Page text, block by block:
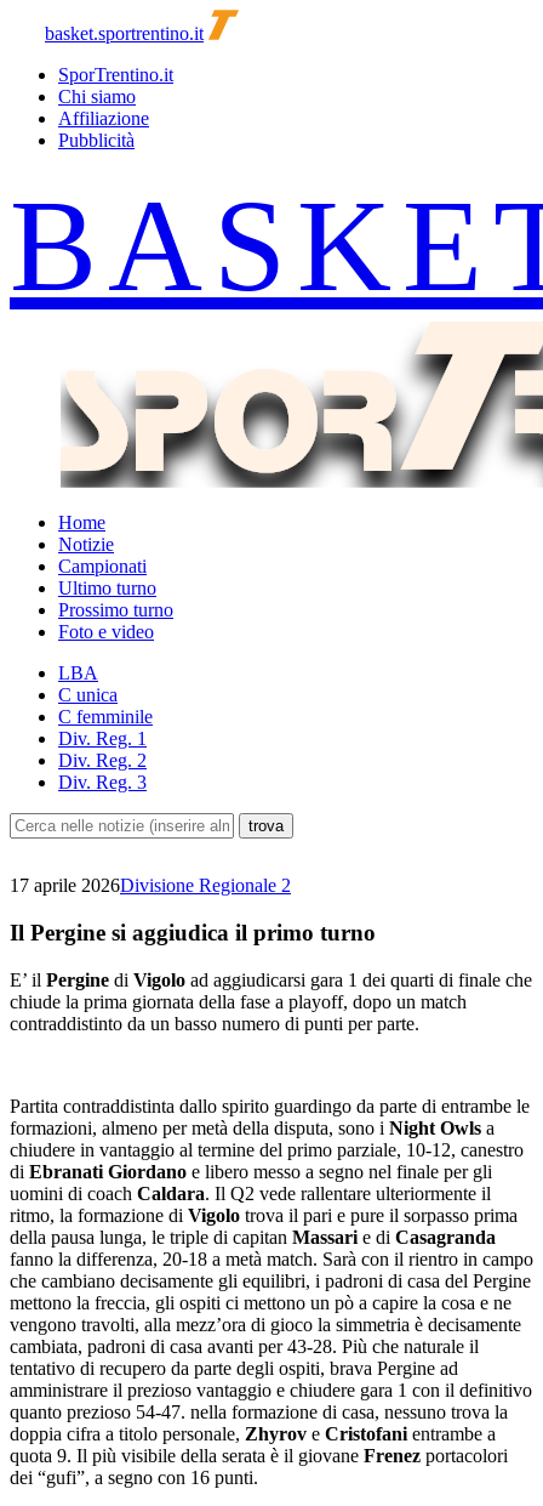
basket.sportrentino.it
SporTrentino.it
Chi siamo
Affiliazione
Pubblicità
Home
Notizie
Campionati
Ultimo turno
Prossimo turno
Foto e video
LBA
C unica
C femminile
Div. Reg. 1
Div. Reg. 2
Div. Reg. 3
17 aprile 2026Divisione Regionale 2
Il Pergine si aggiudica il primo turno
E’ il Pergine di Vigolo ad aggiudicarsi gara 1 dei quarti di finale che
chiude la prima giornata della fase a playoff, dopo un match
contraddistinto da un basso numero di punti per parte.
Partita contraddistinta dallo spirito guardingo da parte di entrambe le
formazioni, almeno per metà della disputa, sono i Night Owls a
chiudere in vantaggio al termine del primo parziale, 10-12, canestro
di Ebranati Giordano e libero messo a segno nel finale per gli
uomini di coach Caldara. Il Q2 vede rallentare ulteriormente il
ritmo, la formazione di Vigolo trova il pari e pure il sorpasso prima
della pausa lunga, le triple di capitan Massari e di Casagranda
fanno la differenza, 20-18 a metà match. Sarà con il rientro in campo
che cambiano decisamente gli equilibri, i padroni di casa del Pergine
mettono la freccia, gli ospiti ci mettono un pò a capire la cosa e ne
vengono travolti, alla mezz’ora di gioco la simmetria è decisamente
cambiata, padroni di casa avanti per 43-28. Più che naturale il
tentativo di recupero da parte degli ospiti, brava Pergine ad
amministrare il prezioso vantaggio e chiudere gara 1 con il definitivo
quanto prezioso 54-47. nella formazione di casa, nessuno trova la
doppia cifra a titolo personale, Zhyrov e Cristofani entrambe a
quota 9. Il più visibile della serata è il giovane Frenez portacolori
dei “gufi”, a segno con 16 punti.